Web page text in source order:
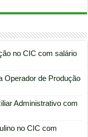
no CIC com salário
Operador de Produção
Administrativo com
no CIC com